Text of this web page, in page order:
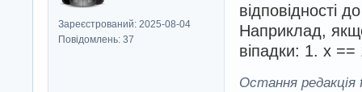
Зареєстрований: 2025-08-04
Повідомлень: 37
відповідності
Наприклад,
віпадки: 1. х
Остання редакція